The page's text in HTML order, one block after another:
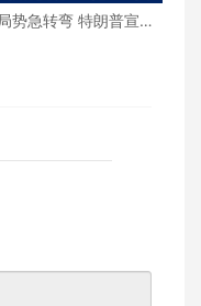
势急转弯 特朗普宣布